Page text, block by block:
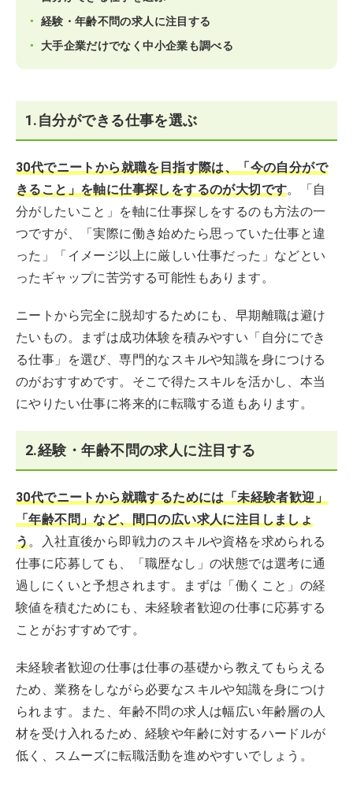
経験・年齢不問の求人に注目する
大手企業だけでなく中小企業も調べる
1.自分ができる仕事を選ぶ
30代でニートから就職を目指す際は、「今の自分がで
きること」を軸に仕事探しをするのが大切です。「自
分がしたいこと」を軸に仕事探しをするのも方法の一
つですが、「実際に働き始めたら思っていた仕事と違
った」「イメージ以上に厳しい仕事だった」などとい
ったギャップに苦労する可能性もあります。
ニートから完全に脱却するためにも、早期離職は避け
たいもの。まずは成功体験を積みやすい「自分にでき
る仕事」を選び、専門的なスキルや知識を身につける
のがおすすめです。そこで得たスキルを活かし、本当
にやりたい仕事に将来的に転職する道もあります。
2.経験・年齢不問の求人に注目する
30代でニートから就職するためには「未経験者歓迎」
「年齢不問」など、間口の広い求人に注目しましょ
う。入社直後から即戦力のスキルや資格を求められる
仕事に応募しても、「職歴なし」の状態では選考に通
過しにくいと予想されます。まずは「働くこと」の経
験値を積むためにも、未経験者歓迎の仕事に応募する
ことがおすすめです。
未経験者歓迎の仕事は仕事の基礎から教えてもらえる
ため、業務をしながら必要なスキルや知識を身につけ
られます。また、年齢不問の求人は幅広い年齢層の人
材を受け入れるため、経験や年齢に対するハードルが
低く、スムーズに転職活動を進めやすいでしょう。